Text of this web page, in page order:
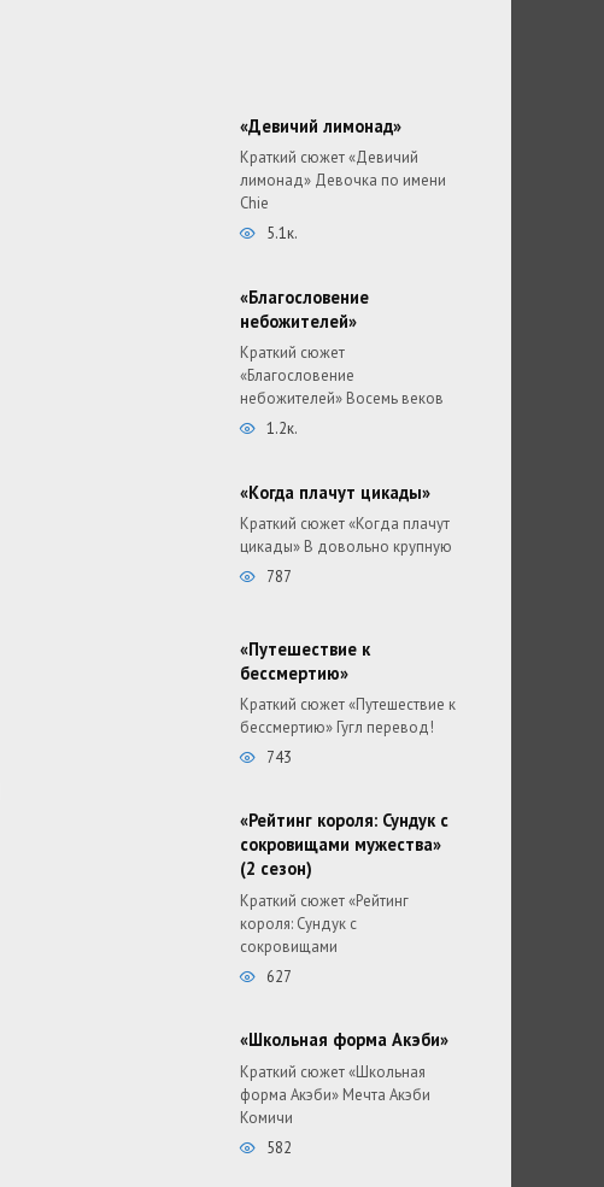
«Девичий лимонад»
Краткий сюжет «Девичий
лимонад» Девочка по имени
Chie
5.1к.
«Благословение
небожителей»
Краткий сюжет
«Благословение
небожителей» Восемь веков
1.2к.
«Когда плачут цикады»
Краткий сюжет «Когда плачут
цикады» В довольно крупную
787
«Путешествие к
бессмертию»
Краткий сюжет «Путешествие к
бессмертию» Гугл перевод!
743
«Рейтинг короля: Сундук с
сокровищами мужества»
(2 сезон)
Краткий сюжет «Рейтинг
короля: Сундук с
сокровищами
627
«Школьная форма Акэби»
Краткий сюжет «Школьная
форма Акэби» Мечта Акэби
Комичи
582